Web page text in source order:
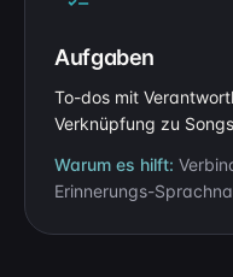
Aufgaben
To-dos mit
Verknüpfung zu
Warum es hilft:
Erinnerungs-